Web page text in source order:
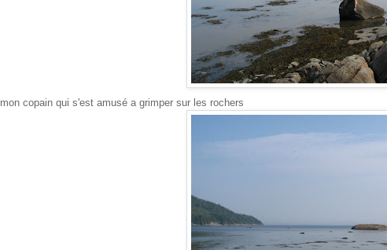
mon copain qui s'est amusé a grimper sur les rochers